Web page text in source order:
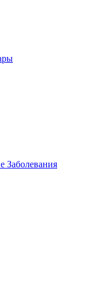
Заболевания